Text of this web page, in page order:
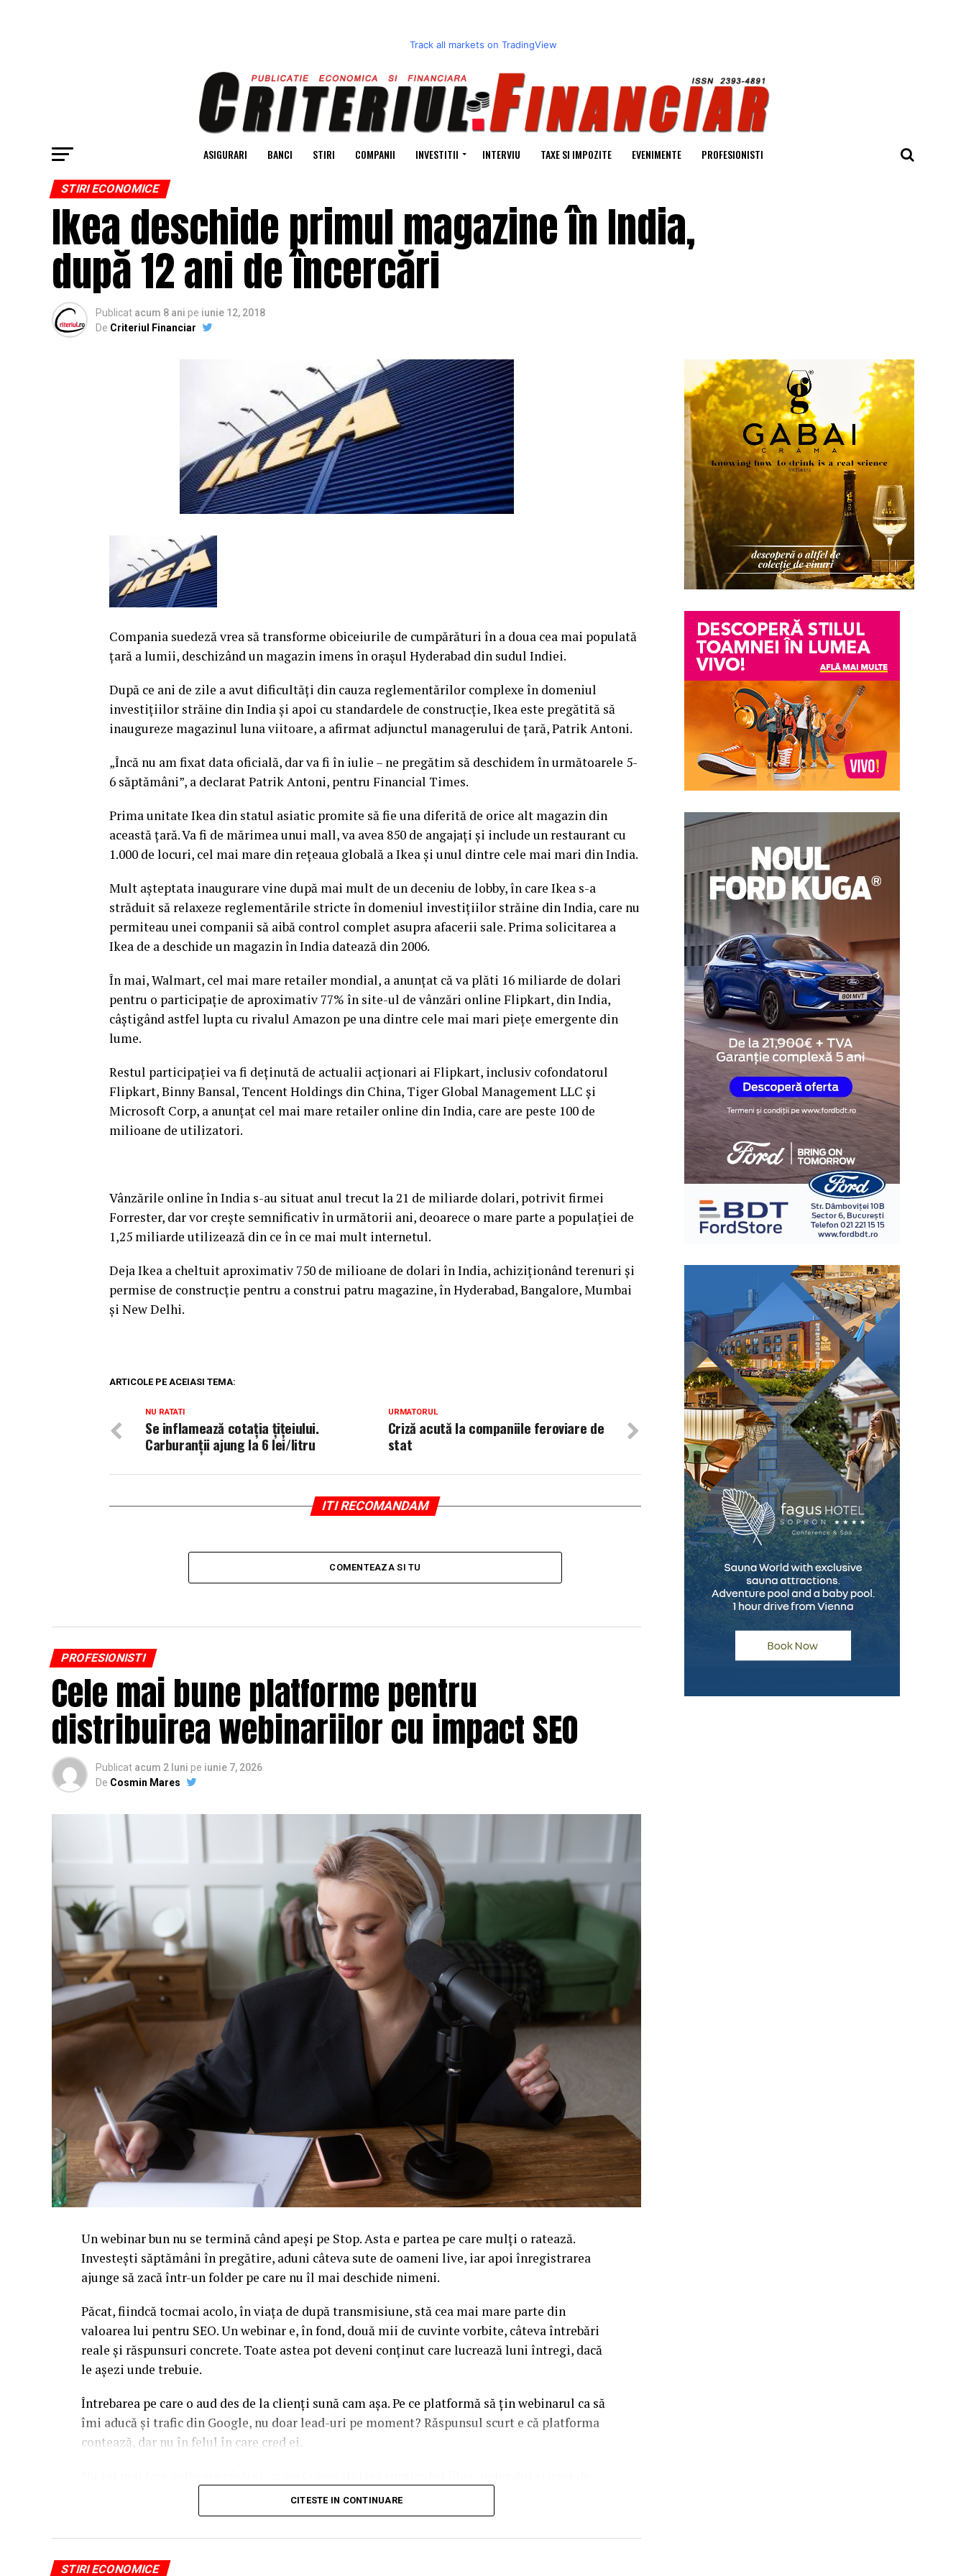
Track all markets on TradingView
ASIGURARI BANCI STIRI COMPANII INVESTITII INTERVIU TAXE SI IMPOZITE EVENIMENTE PROFESIONISTI
STIRI ECONOMICE
Ikea deschide primul magazine în India,
după 12 ani de încercări
Publicat acum 8 ani pe iunie 12, 2018
De Criteriul Financiar
Compania suedeză vrea să transforme obiceiurile de cumpărături în a doua cea mai populată
ţară a lumii, deschizând un magazin imens în oraşul Hyderabad din sudul Indiei.
După ce ani de zile a avut dificultăţi din cauza reglementărilor complexe în domeniul
investiţiilor străine din India şi apoi cu standardele de construcţie, Ikea este pregătită să
inaugureze magazinul luna viitoare, a afirmat adjunctul managerului de ţară, Patrik Antoni.
„Încă nu am fixat data oficială, dar va fi în iulie – ne pregătim să deschidem în următoarele 5-
6 săptămâni”, a declarat Patrik Antoni, pentru Financial Times.
Prima unitate Ikea din statul asiatic promite să fie una diferită de orice alt magazin din
această ţară. Va fi de mărimea unui mall, va avea 850 de angajaţi şi include un restaurant cu
1.000 de locuri, cel mai mare din reţeaua globală a Ikea şi unul dintre cele mai mari din India.
Mult aşteptata inaugurare vine după mai mult de un deceniu de lobby, în care Ikea s-a
străduit să relaxeze reglementările stricte în domeniul investiţiilor străine din India, care nu
permiteau unei companii să aibă control complet asupra afacerii sale. Prima solicitarea a
Ikea de a deschide un magazin în India datează din 2006.
În mai, Walmart, cel mai mare retailer mondial, a anunţat că va plăti 16 miliarde de dolari
pentru o participaţie de aproximativ 77% în site-ul de vânzări online Flipkart, din India,
câştigând astfel lupta cu rivalul Amazon pe una dintre cele mai mari pieţe emergente din
lume.
Restul participaţiei va fi deţinută de actualii acţionari ai Flipkart, inclusiv cofondatorul
Flipkart, Binny Bansal, Tencent Holdings din China, Tiger Global Management LLC şi
Microsoft Corp, a anunţat cel mai mare retailer online din India, care are peste 100 de
milioane de utilizatori.
Vânzările online în India s-au situat anul trecut la 21 de miliarde dolari, potrivit firmei
Forrester, dar vor creşte semnificativ în următorii ani, deoarece o mare parte a populaţiei de
1,25 miliarde utilizează din ce în ce mai mult internetul.
Deja Ikea a cheltuit aproximativ 750 de milioane de dolari în India, achiziţionând terenuri şi
permise de construcţie pentru a construi patru magazine, în Hyderabad, Bangalore, Mumbai
şi New Delhi.
ARTICOLE PE ACEIASI TEMA:
URMATORUL
Criză acută la companiile feroviare de
stat
NU RATATI
Se inflamează cotația țițeiului.
Carburanții ajung la 6 lei/litru
ITI RECOMANDAM
COMENTEAZA SI TU
PROFESIONISTI
Cele mai bune platforme pentru
distribuirea webinariilor cu impact SEO
Publicat acum 2 luni pe iunie 7, 2026
De Cosmin Mares
Un webinar bun nu se termină când apeși pe Stop. Asta e partea pe care mulți o ratează.
Investești săptămâni în pregătire, aduni câteva sute de oameni live, iar apoi înregistrarea
ajunge să zacă într-un folder pe care nu îl mai deschide nimeni.
Păcat, fiindcă tocmai acolo, în viața de după transmisiune, stă cea mai mare parte din
valoarea lui pentru SEO. Un webinar e, în fond, două mii de cuvinte vorbite, câteva întrebări
reale și răspunsuri concrete. Toate astea pot deveni conținut care lucrează luni întregi, dacă
le așezi unde trebuie.
Întrebarea pe care o aud des de la clienți sună cam așa. Pe ce platformă să țin webinarul ca să
îmi aducă și trafic din Google, nu doar lead-uri pe moment? Răspunsul scurt e că platforma
contează, dar nu în felul în care cred ei.
reutilizat. Hai să o luăm pe îndelete, fiindcă diferențele dintre opțiuni sunt mai subtile decât
CITESTE IN CONTINUARE
STIRI ECONOMICE